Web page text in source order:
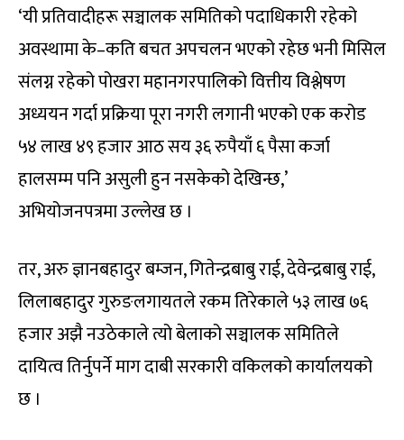
‘यी प्रतिवादीहरू सञ्चालक समितिको पदाधिकारी रहेको
अवस्थामा के–कति बचत अपचलन भएको रहेछ भनी मिसिल
संलग्न रहेको पोखरा महानगरपालिको वित्तीय विश्लेषण
अध्ययन गर्दा प्रक्रिया पूरा नगरी लगानी भएको एक करोड
५४ लाख ४९ हजार आठ सय ३६ रुपैयाँ ६ पैसा कर्जा
हालसम्म पनि असुली हुन नसकेको देखिन्छ,’
अभियोजनपत्रमा उल्लेख छ ।
तर, अरु ज्ञानबहादुर बम्जन, गितेन्द्रबाबु राई, देवेन्द्रबाबु राई,
लिलाबहादुर गुरुङलगायतले रकम तिरेकाले ५३ लाख ७६
हजार अझै नउठेकाले त्यो बेलाको सञ्चालक समितिले
दायित्व तिर्नुपर्ने माग दाबी सरकारी वकिलको कार्यालयको
छ ।